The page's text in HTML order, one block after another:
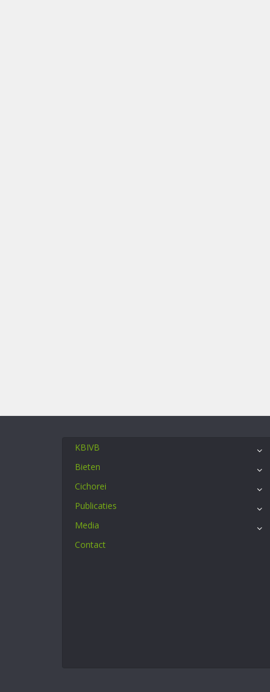
KBIVB
Bieten
Cichorei
Publicaties
Media
Contact